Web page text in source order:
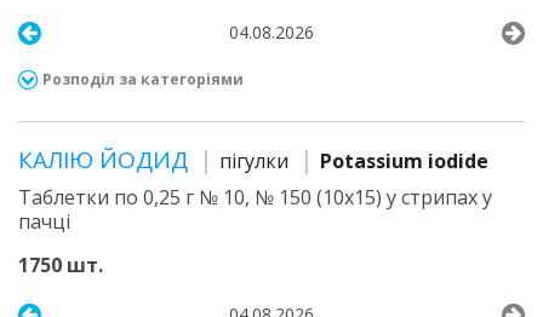
04.08.2026
Розподіл за категоріями
КАЛІЮ ЙОДИД пігулки
Potassium iodide
Таблетки по 0,25 г № 10, № 150 (10х15) у стрипах у
пачці
1750 шт.